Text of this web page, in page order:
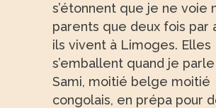
s’étonnent que je ne voie
parents que deux fois par
ils vivent à Limoges. Elles
s’emballent quand je
Sami, moitié belge moitié
congolais, en prépa pour